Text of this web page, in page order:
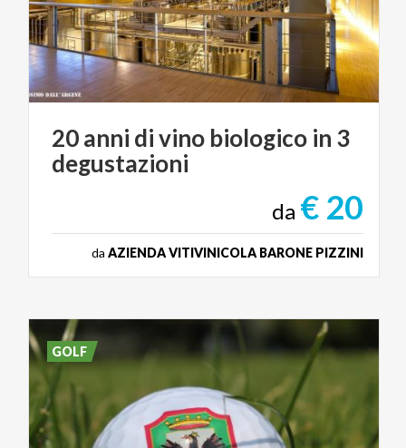
20anni divino biologico in 3
degustazioni
da € 20
da AZIENDA VITIVINICOLA BARONE PIZZINI
GOLF